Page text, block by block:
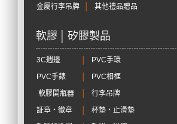
金屬行李吊牌
其他禮品贈品
軟膠 │ 矽膠製品
3C週邊
PVC手環
PVC手錶
PVC相框
軟膠開瓶器
行李吊牌
証章‧徽章
杯墊‧止滑墊